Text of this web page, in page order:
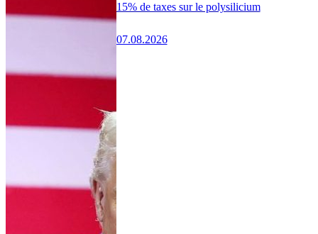
15% de taxes sur le polysilicium
07.08.2026